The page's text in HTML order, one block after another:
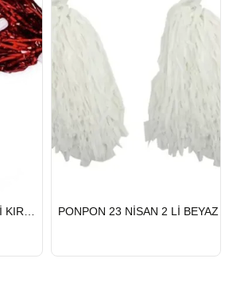
GÖNDERİ
PONPON 23 NİSAN 2 Lİ BEYAZ